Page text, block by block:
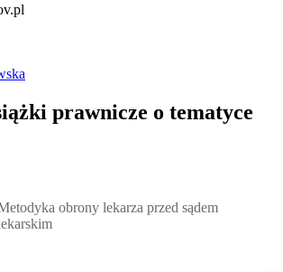
prawnicze o tematyce
obrony lekarza przed sądem lekarskim,
obrony lekarza przed sądem